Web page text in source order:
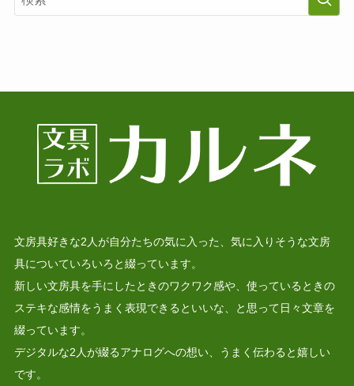
文房具好きな2人が自分たちの気に入った、気に入りそうな文房
具についていろいろと綴っています。
新しい文房具を手にしたときのワクワク感や、使っているときの
ステキな感情をうまく表現できるといいな、と思って日々文章を
綴っています。
デジタルな2人が綴るアナログへの想い、うまく伝わると嬉しい
です。